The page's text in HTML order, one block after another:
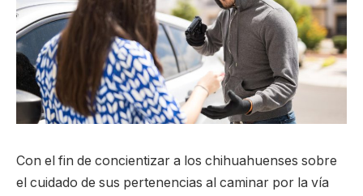
Con el fin de concientizar a los chihuahuenses sobre
el cuidado de sus pertenencias al caminar por la vía